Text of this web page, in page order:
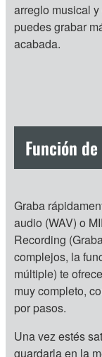
arreglo musical
puedes grabar
acabada.
Función
Graba
audio (WAV) o
Recording
complejos, la
múltiple) te
muy completo,
por pasos.
Una vez estés
guardarla en la